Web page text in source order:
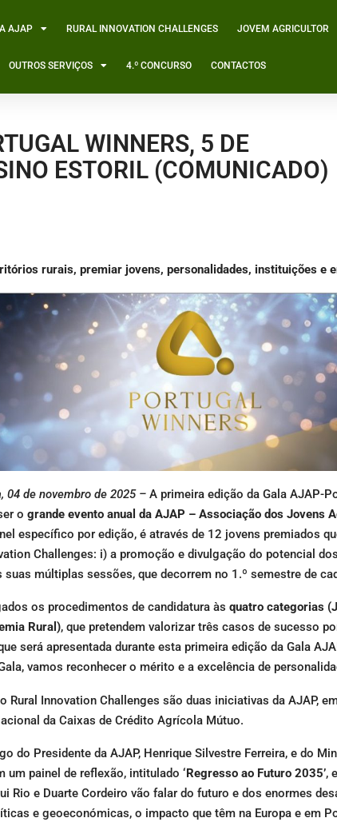
A AJAP RURAL INNOVATION CHALLENGES JOVEM AGRICULTOR
OUTROS SERVIÇOS 4.º CONCURSO CONTACTOS
WINNERS, 5 DE
ESTORIL (COMUNICADO)
rurais, premiar jovens, personalidades, instituições e
04 de novembro de 2025 – A primeira edição da Gala AJAP-
o grande evento anual da AJAP – Associação dos Jovens
específico por edição, é através de 12 jovens premiados
Challenges: i) a promoção e divulgação do potencial
múltiplas sessões, que decorrem no 1.º semestre de
os procedimentos de candidatura às quatro categorias
Rural), que pretendem valorizar três casos de sucesso
será apresentada durante esta primeira edição da Gala
vamos reconhecer o mérito e a excelência de
Rural Innovation Challenges são duas iniciativas da AJAP,
da Caixas de Crédito Agrícola Mútuo.
do Presidente da AJAP, Henrique Silvestre Ferreira, e do
um painel de reflexão, intitulado ‘Regresso ao Futuro 2035’,
Rio e Duarte Cordeiro vão falar do futuro e dos enormes
e geoeconómicas, o impacto que têm na Europa e em